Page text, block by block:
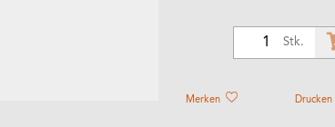
Stk.
Merken Drucken